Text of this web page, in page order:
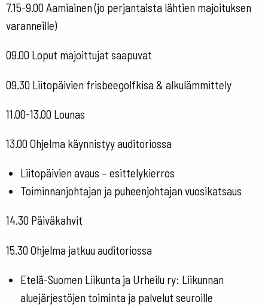
7.15-9.00 Aamiainen (jo perjantaista lähtien majoituksen
varanneille)
09.00 Loput majoittujat saapuvat
09.30 Liitopäivien frisbeegolfkisa & alkulämmittely
11.00-13.00 Lounas
13.00 Ohjelma käynnistyy auditoriossa
Liitopäivien avaus – esittelykierros
Toiminnanjohtajan ja puheenjohtajan vuosikatsaus
14.30 Päiväkahvit
15.30 Ohjelma jatkuu auditoriossa
Etelä-Suomen Liikunta ja Urheilu ry: Liikunnan
aluejärjestöjen toiminta ja palvelut seuroille